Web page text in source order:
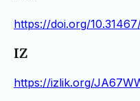
https://doi.org/
IZ
https://izlik.org/